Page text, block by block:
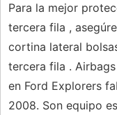
Para la mejor
tercera fila ,
cortina lateral
tercera fila .
en Ford Explorers
2008. Son equipo